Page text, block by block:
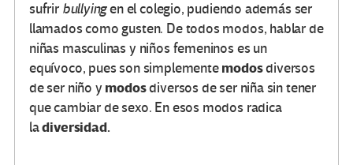
sufrir bullyingen el colegio, pudiendo además ser
llamados como gusten. De todos modos, hablar de
niñas masculinas y niños femeninos es un
equívoco, pues son simplementemodosdiversos
de ser niño y modosdiversos de ser niña sin tener
que cambiar de sexo. En esos modos radica
ladiversidad.